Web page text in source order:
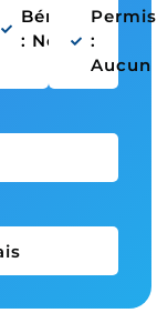
Bénévolat
: Non
Permis
:
Aucun